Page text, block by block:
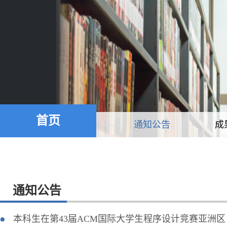
首页 通知公告 成
通知公告
本科生在第43届ACM国际大学生程序设计竞赛亚洲